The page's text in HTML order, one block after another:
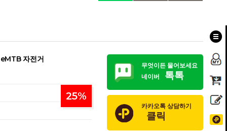
자전거
25%
무엇이든 물어보세요
네이버
톡톡
카카오톡 상담하기
클릭